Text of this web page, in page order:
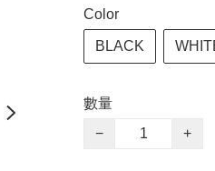
Color
BLACK
數量
−
+